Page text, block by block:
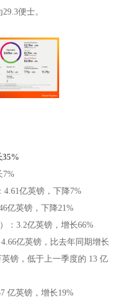
便士。
35%
7%
4.61亿英镑，下降7%
亿英镑，下降21%
：3.2亿英镑，增长66%
亿英镑，比去年同期增长
镑，低于上一季度的 13 亿
亿英镑，增长19%